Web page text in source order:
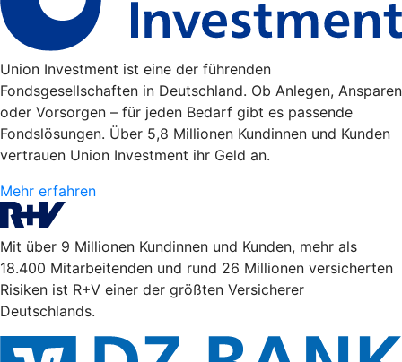
Union Investment ist eine der führenden
Fondsgesellschaften in Deutschland. Ob Anlegen, Ansparen
oder Vorsorgen – für jeden Bedarf gibt es passende
Fondslösungen. Über 5,8 Millionen Kundinnen und Kunden
vertrauen Union Investment ihr Geld an.
Mehr erfahren
Mit über 9 Millionen Kundinnen und Kunden, mehr als
18.400 Mitarbeitenden und rund 26 Millionen versicherten
Risiken ist R+V einer der größten Versicherer
Deutschlands.